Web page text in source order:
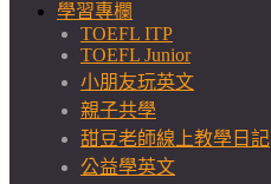
學習專欄
TOEFL ITP
TOEFL Junior
小朋友玩英文
親子共學
甜豆老師線上教學日記
公益學英文